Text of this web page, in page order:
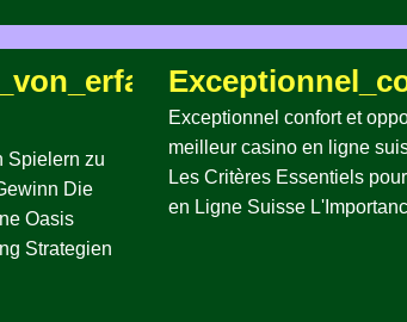
Spielern zu
Die
Oasis
Strategien
Exceptionnel confort et
meilleur casino en ligne
Les Critères Essentiels
en Ligne Suisse